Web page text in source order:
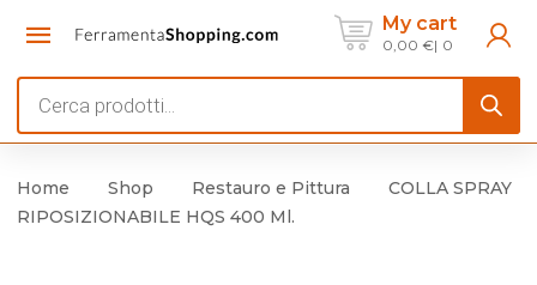
My cart
0,00 € 0
search
Home Shop Restauro e Pittura
COLLA SPRAY
RIPOSIZIONABILE HQS 400 Ml.